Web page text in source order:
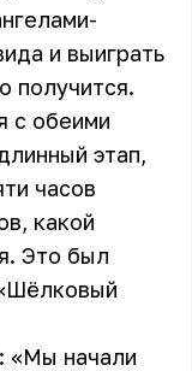
и выиграть
получится.
с обеими
этап,
часов
какой
Это был
«Мы начали